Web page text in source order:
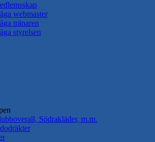
webmaster
tränaren
styrelsen
Södrakläder, m.m.